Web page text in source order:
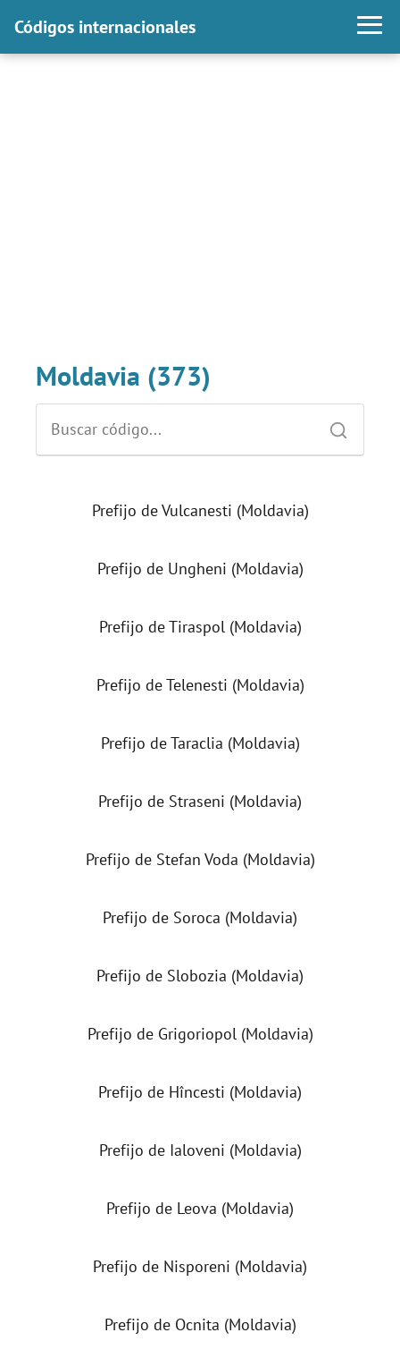
Códigos internacionales
Moldavia (373)
Prefijo de Vulcanesti (Moldavia)
Prefijo de Ungheni (Moldavia)
Prefijo de Tiraspol (Moldavia)
Prefijo de Telenesti (Moldavia)
Prefijo de Taraclia (Moldavia)
Prefijo de Straseni (Moldavia)
Prefijo de Stefan Voda (Moldavia)
Prefijo de Soroca (Moldavia)
Prefijo de Slobozia (Moldavia)
Prefijo de Grigoriopol (Moldavia)
Prefijo de Hîncesti (Moldavia)
Prefijo de Ialoveni (Moldavia)
Prefijo de Leova (Moldavia)
Prefijo de Nisporeni (Moldavia)
Prefijo de Ocnita (Moldavia)